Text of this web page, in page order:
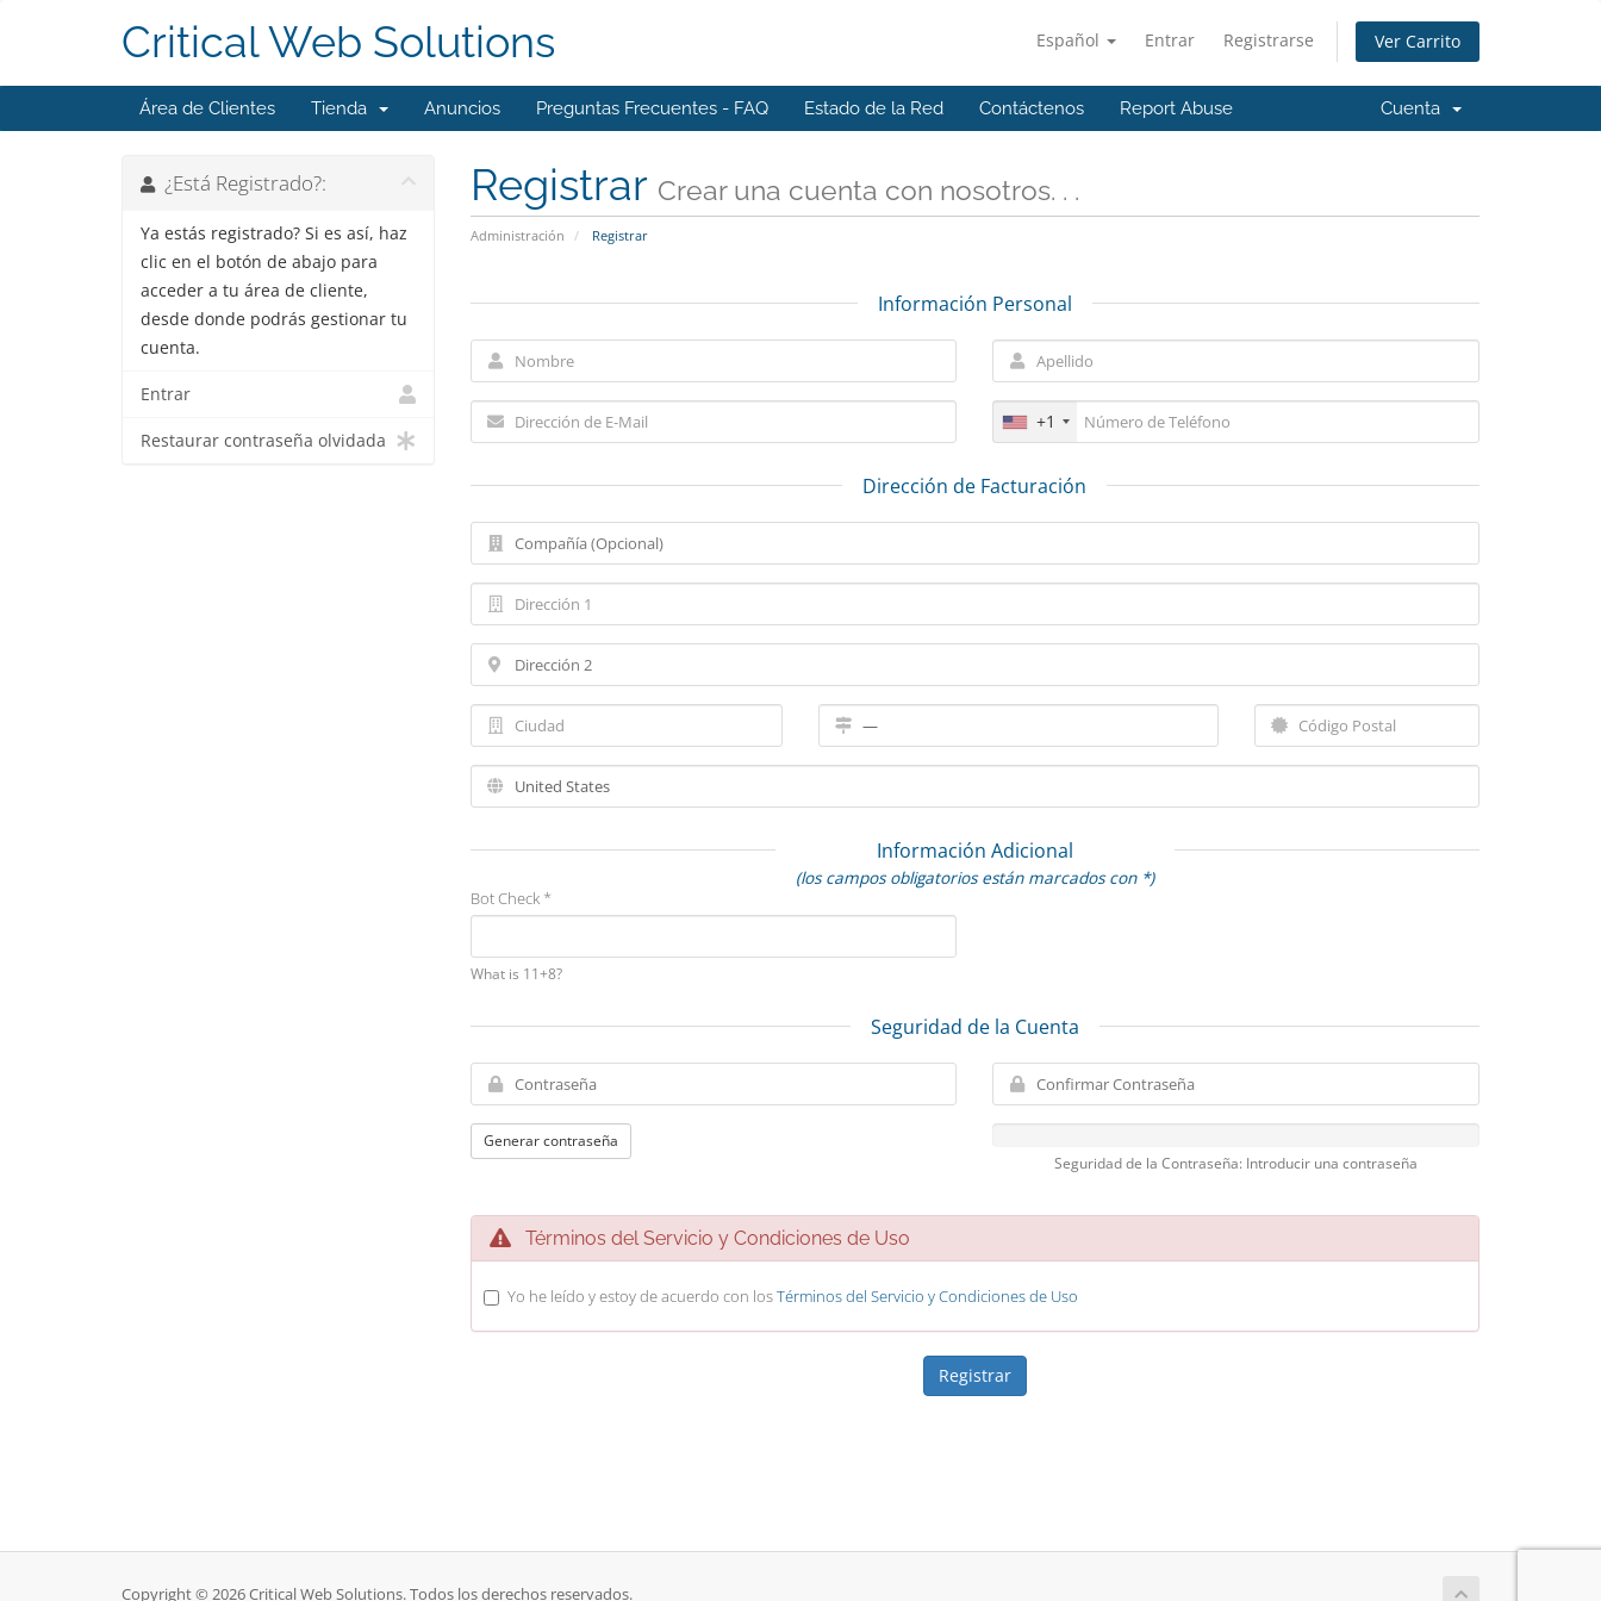
Español Entrar Registrarse Ver Carrito
Critical Web Solutions
Área de Clientes Tienda Anuncios Preguntas Frecuentes - FAQ Estado de la Red Contáctenos Report Abuse Cuenta
Registrar Crear una cuenta con nosotros. . .
Administración Registrar
¿Está Registrado?:
Ya estás registrado? Si es así, haz
clic en el botón de abajo para
acceder a tu área de cliente,
desde donde podrás gestionar tu
cuenta.
Entrar
Restaurar contraseña olvidada
Información Personal
+1
Dirección de Facturación
Información Adicional
(los campos obligatorios están marcados con *)
Bot Check *
What is 11+8?
Seguridad de la Cuenta
Generar contraseña
Seguridad de la Contraseña: Introducir una contraseña
Términos del Servicio y Condiciones de Uso
Yo he leído y estoy de acuerdo con losTérminos del Servicio y Condiciones de Uso
Copyright © 2026 Critical Web Solutions. Todos los derechos reservados.